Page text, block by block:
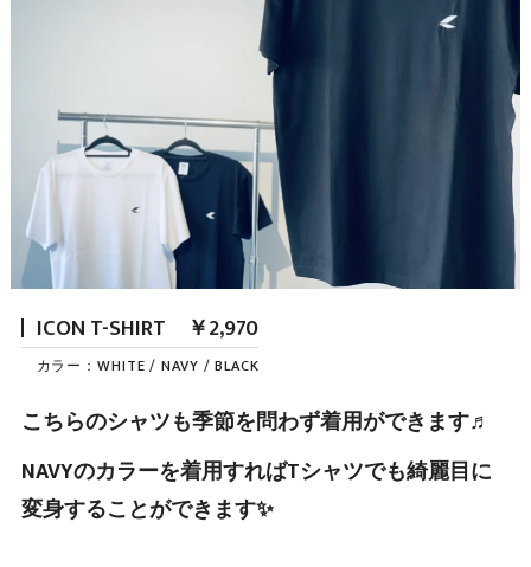
ICON T-SHIRT ￥2,970
カラー：WHITE / NAVY / BLACK
こちらのシャツも季節を問わず着用ができます♬
NAVYのカラーを着用すればTシャツでも綺麗目に
変身することができます✨